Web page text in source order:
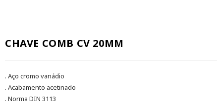
CHAVE COMB CV 20MM
. Aço cromo vanádio
. Acabamento acetinado
. Norma DIN 3113